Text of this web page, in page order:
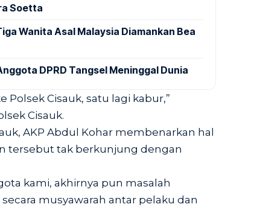
Soetta
Wanita Asal Malaysia Diamankan Bea
DPRD Tangsel Meninggal Dunia
Polsek Cisauk, satu lagi kabur,”
Cisauk.
AKP Abdul Kohar membenarkan hal
tersebut tak berkunjung dengan
kami, akhirnya pun masalah
musyawarah antar pelaku dan